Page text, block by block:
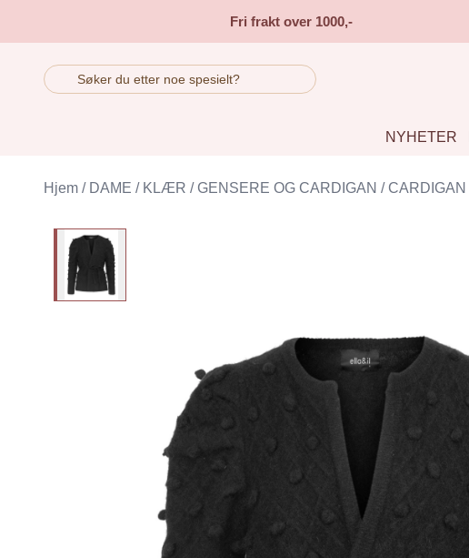
Fri frakt over 1000,-
NYHETER
Hjem / DAME / KLÆR / GENSERE OG CARDIGAN / CARDIGAN